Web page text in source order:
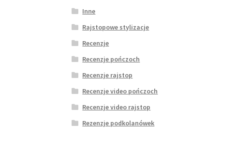
Inne
Rajstopowe stylizacje
Recenzje
Recenzje pończoch
Recenzje rajstop
Recenzje video pończoch
Recenzje video rajstop
Rezenzje podkolanówek